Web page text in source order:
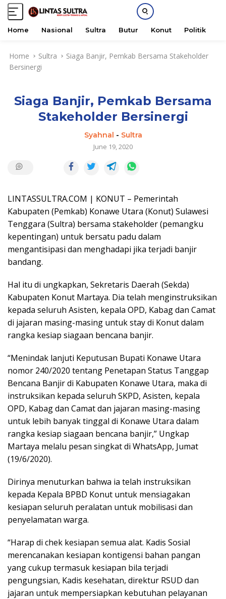
Home Nasional Sultra Butur Konut Politik
Home Sultra
Siaga Banjir, Pemkab Bersama Stakeholder
Bersinergi
Siaga Banjir, Pemkab Bersama
Stakeholder Bersinergi
Syahnal - Sultra
June 19, 2020
LINTASSULTRA.COM | KONUT – Pemerintah
Kabupaten (Pemkab) Konawe Utara (Konut) Sulawesi
Tenggara (Sultra) bersama stakeholder (pemangku
kepentingan) untuk bersatu padu dalam
mengantisipasi dan menghadapi jika terjadi banjir
bandang.
Hal itu di ungkapkan, Sekretaris Daerah (Sekda)
Kabupaten Konut Martaya. Dia telah menginstruksikan
kepada seluruh Asisten, kepala OPD, Kabag dan Camat
di jajaran masing-masing untuk stay di Konut dalam
rangka kesiap siagaan bencana banjir.
“Menindak lanjuti Keputusan Bupati Konawe Utara
nomor 240/2020 tentang Penetapan Status Tanggap
Bencana Banjir di Kabupaten Konawe Utara, maka di
instruksikan kepada seluruh SKPD, Asisten, kepala
OPD, Kabag dan Camat dan jajaran masing-masing
untuk lebih banyak tinggal di Konawe Utara dalam
rangka kesiap siagaan bencana banjir,” Ungkap
Martaya melalu pesan singkat di WhatsApp, Jumat
(19/6/2020).
Dirinya menuturkan bahwa ia telah instruksikan
kepada Kepala BPBD Konut untuk mensiagakan
kesiapan seluruh peralatan untuk mobilisasi dan
penyelamatan warga.
“Harap di chek kesiapan semua alat. Kadis Sosial
merencanakan kesiapan kontigensi bahan pangan
yang cukup termasuk kesiapan bila terjadi
pengungsian, Kadis kesehatan, direktur RSUD dan
jajaran untuk mempersiapkan kebutuhan pelayanan